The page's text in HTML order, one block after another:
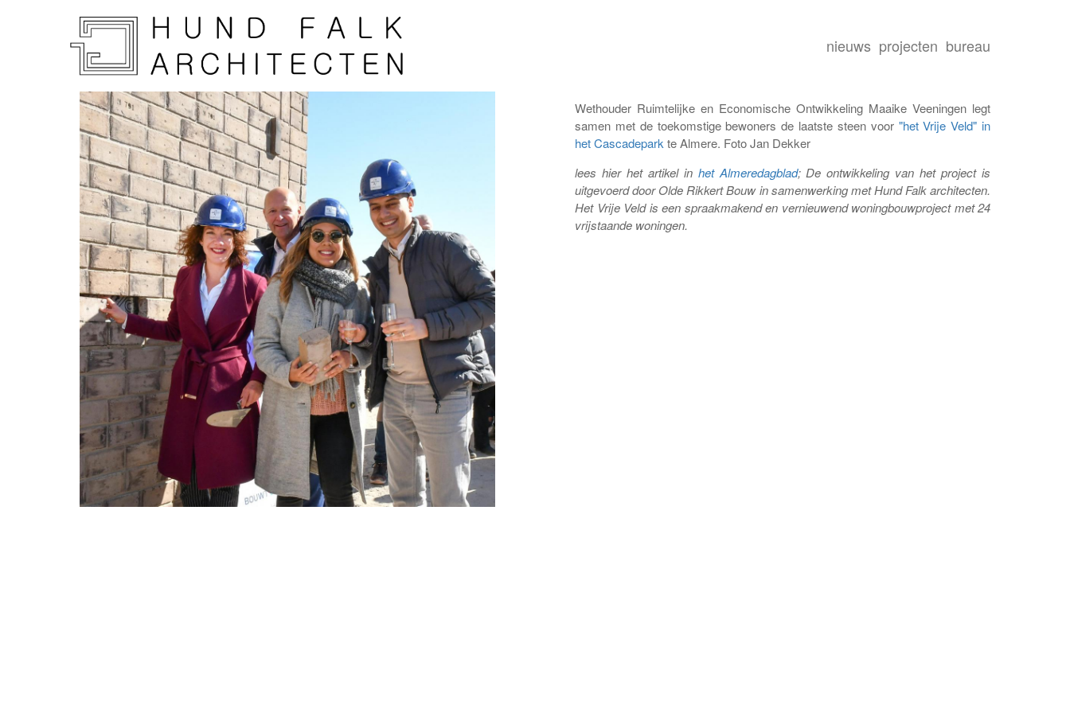
nieuws projecten bureau
Wethouder Ruimtelijke en Economische Ontwikkeling Maaike Veeningen legt
samen met de toekomstige bewoners de laatste steen voor "het Vrije Veld" in
het Cascadepark te Almere. Foto Jan Dekker
lees hier het artikel in het Almeredagblad; De ontwikkeling van het project is
uitgevoerd door Olde Rikkert Bouw in samenwerking met Hund Falk architecten.
Het Vrije Veld is een spraakmakend en vernieuwend woningbouwproject met 24
vrijstaande woningen.